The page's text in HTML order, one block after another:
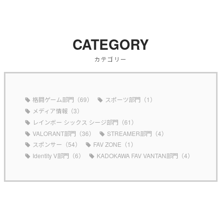
CATEGORY
カテゴリー
格闘ゲーム部門（69）
スポーツ部門（1）
メディア情報（3）
レインボー シックス シージ部門（61）
VALORANT部門（36）
STREAMER部門（4）
スポンサー（54）
FAV ZONE（1）
Identity V部門（6）
KADOKAWA FAV VANTAN部門（4）